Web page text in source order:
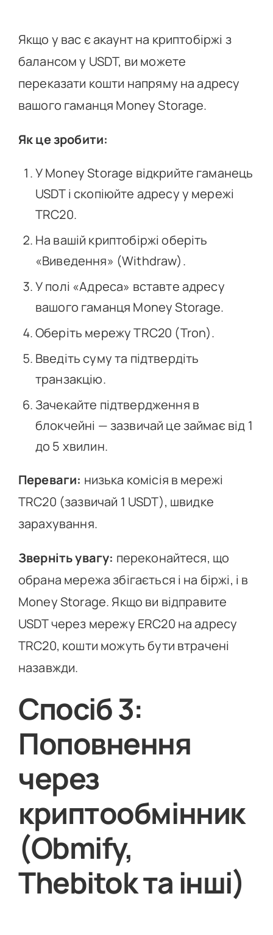
Якщо у вас є акаунт на криптобіржі з
балансом у USDT, ви можете
переказати кошти напряму на адресу
вашого гаманця Money Storage.
Як це зробити:
У Money Storage відкрийте гаманець
USDT і скопіюйте адресу у мережі
TRC20.
На вашій криптобіржі оберіть
«Виведення» (Withdraw).
У полі «Адреса» вставте адресу
вашого гаманця Money Storage.
Оберіть мережу TRC20 (Tron).
Введіть суму та підтвердіть
транзакцію.
Зачекайте підтвердження в
блокчейні — зазвичай це займає від 1
до 5 хвилин.
Переваги: низька комісія в мережі
TRC20 (зазвичай 1 USDT), швидке
зарахування.
Зверніть увагу: переконайтеся, що
обрана мережа збігається і на біржі, і в
Money Storage. Якщо ви відправите
USDT через мережу ERC20 на адресу
TRC20, кошти можуть бути втрачені
назавжди.
Спосіб 3:
Поповнення
через
криптообмінник
(Obmify,
Thebitok та інші)